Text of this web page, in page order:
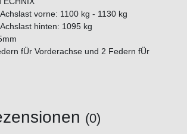
vorne: 1100 kg - 1130 kg
hinten: 1095 kg
fÜr Vorderachse und 2 Federn fÜr
(0)